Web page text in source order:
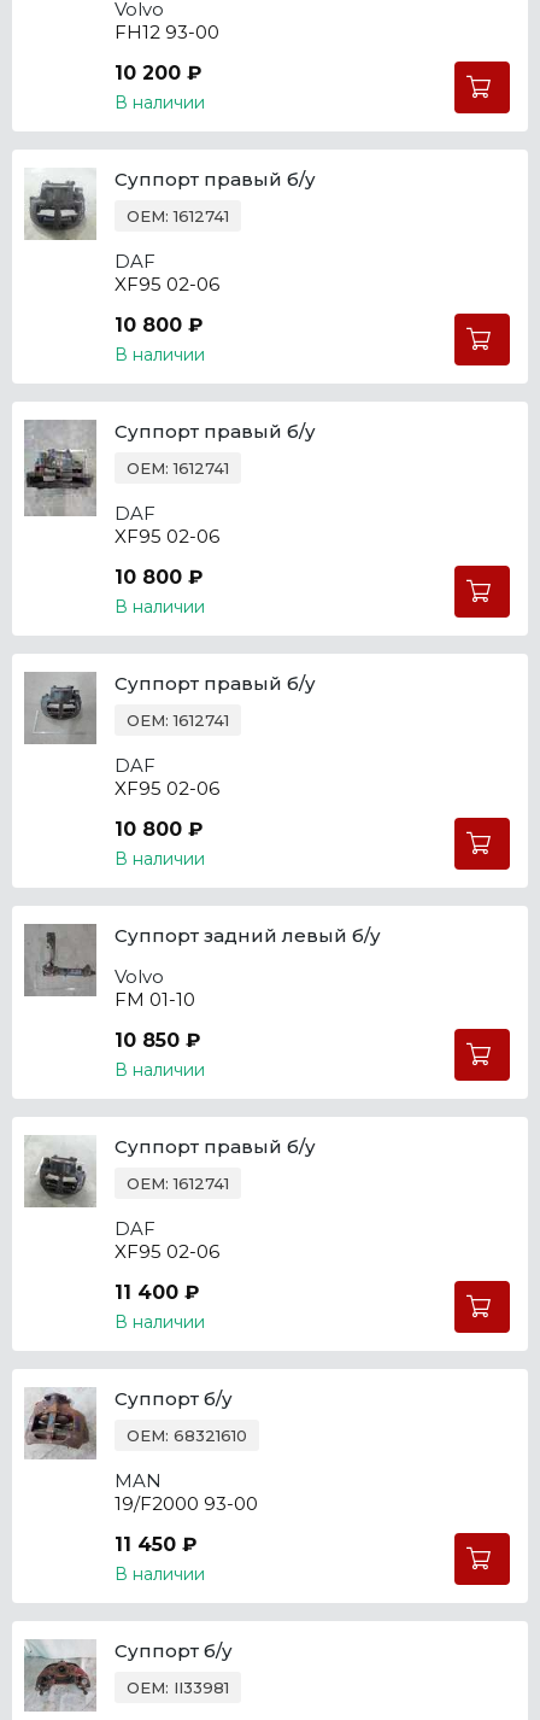
Volvo
FH12 93-00
10 200 ₽
В наличии
Суппорт правый б/у
OEM: 1612741
DAF
XF95 02-06
10 800 ₽
В наличии
Суппорт правый б/у
OEM: 1612741
DAF
XF95 02-06
10 800 ₽
В наличии
Суппорт правый б/у
OEM: 1612741
DAF
XF95 02-06
10 800 ₽
В наличии
Суппорт задний левый б/у
Volvo
FM 01-10
10 850 ₽
В наличии
Суппорт правый б/у
OEM: 1612741
DAF
XF95 02-06
11 400 ₽
В наличии
Суппорт б/у
OEM: 68321610
MAN
19/F2000 93-00
11 450 ₽
В наличии
Суппорт б/у
OEM: II33981